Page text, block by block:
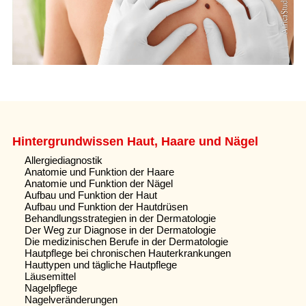
Hintergrundwissen Haut, Haare und Nägel
Allergiediagnostik
Anatomie und Funktion der Haare
Anatomie und Funktion der Nägel
Aufbau und Funktion der Haut
Aufbau und Funktion der Hautdrüsen
Behandlungsstrategien in der Dermatologie
Der Weg zur Diagnose in der Dermatologie
Die medizinischen Berufe in der Dermatologie
Hautpflege bei chronischen Hauterkrankungen
Hauttypen und tägliche Hautpflege
Läusemittel
Nagelpflege
Nagelveränderungen